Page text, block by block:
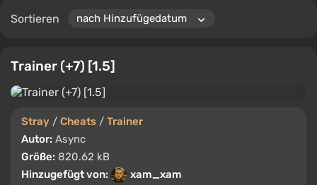
Sortieren
Trainer (+7) [1.5]
Stray / Cheats / Trainer
Autor: Async
Größe: 820.62 kB
Hinzugefügt von:
xam_xam